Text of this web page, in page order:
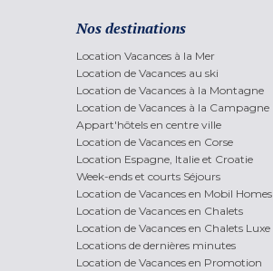
Nos destinations
Location Vacances à la Mer
Location de Vacances au ski
Location de Vacances à la Montagne
Location de Vacances à la Campagne
Appart'hôtels en centre ville
Location de Vacances en Corse
Location Espagne, Italie et Croatie
Week-ends et courts Séjours
Location de Vacances en Mobil Homes
Location de Vacances en Chalets
Location de Vacances en Chalets Luxe
Locations de dernières minutes
Location de Vacances en Promotion